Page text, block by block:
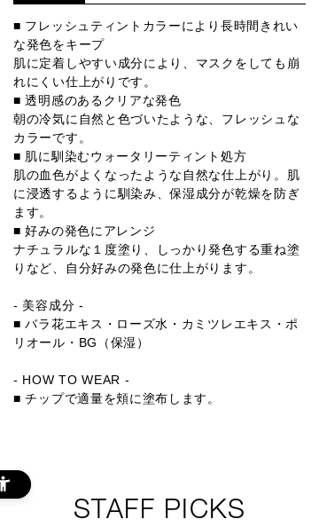
■ フレッシュティントカラーにより長時間きれい
な発色をキープ
肌に定着しやすい成分により、マスクをしても崩
れにくい仕上がりです。
■ 透明感のあるクリアな発色
朝の冷気に自然と色づいたような、フレッシュな
カラーです。
■ 肌に馴染むウォータリーティント処方
肌の血色がよくなったような自然な仕上がり。肌
に浸透するように馴染み、保湿成分が乾燥を防ぎ
ます。
■ 好みの発色にアレンジ
ナチュラルな１度塗り、しっかり発色する重ね塗
りなど、自分好みの発色に仕上がります。
- 美容成分 -
■ バラ花エキス・ローズ水・カミツレエキス・ポ
リオール・BG（保湿）
- HOW TO WEAR -
■ チップで適量を頬に塗布します。
STAFF PICKS